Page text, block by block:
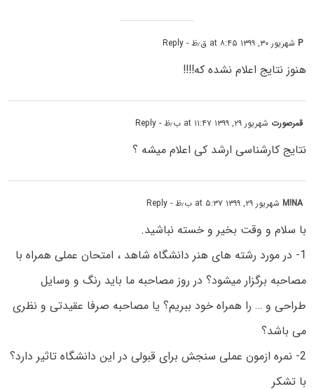
Pشهریور ۳۰, ۱۳۹۹ at ۸:۴۵ ق٫ظ - Reply
هنوز نتایج اعلام نشده که!!!!
قمرصورت شهریور ۲۹, ۱۳۹۹ at ۱۱:۴۷ ب٫ظ - Reply
نتایج کارشناسی ارشد کی اعلام میشه ؟
M!NAشهریور ۲۹, ۱۳۹۹ at ۵:۳۷ ب٫ظ - Reply
با سلام و وقت بخیر و خسته نباشید.
1- در مورد رشته های هنر دانشگاه شاهد ، امتحان عملی همراه با
مصاحبه برگزار میشود؟ در روز مصاحبه ما باید رنگ و وسایل
طراحی و … را همراه خود ببریم؟ یا مصاحبه صرفا عقیدتی و نظری
می باشد؟
2- نمره ازمون عملی سنجش برای قبولی در این دانشگاه تاثیر دارد؟
با تشکر